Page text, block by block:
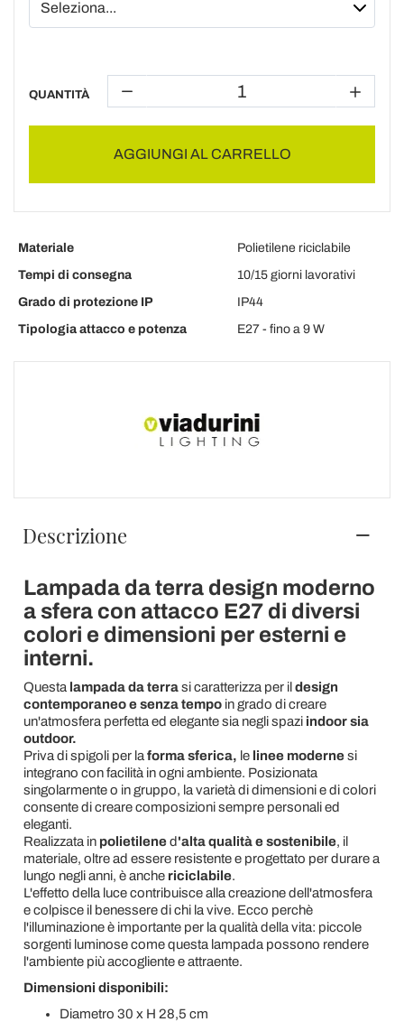
QUANTITÀ
AGGIUNGI AL CARRELLO
Materiale
Polietilene riciclabile
Tempi di consegna
10/15 giorni lavorativi
Grado di protezione IP
IP44
Tipologia attacco e potenza
E27 - fino a 9 W
Descrizione
Lampada da terra design moderno
a sfera con attacco E27 di diversi
colori e dimensioni per esterni e
interni.
Questa lampada da terrasi caratterizza per il design
contemporaneo e senza tempoin grado di creare
un'atmosfera perfetta ed elegante sia negli spazi indoor sia
outdoor.
Priva di spigoli per la forma sferica, lelinee modernesi
integrano con facilità in ogni ambiente. Posizionata
singolarmente o in gruppo, la varietà di dimensioni e di colori
consente di creare composizioni sempre personali ed
eleganti.
Realizzata inpolietilened'alta qualità e sostenibile, il
materiale, oltre ad essere resistente e progettato per durare a
lungo negli anni, è anche riciclabile.
L'effetto della luce contribuisce alla creazione dell'atmosfera
e colpisce il benessere di chi la vive. Ecco perchè
l'illuminazione è importante per la qualità della vita: piccole
sorgenti luminose come questa lampada possono rendere
l'ambiente più accogliente e attraente.
Dimensioni disponibili:
Diametro 30 x H 28,5 cm